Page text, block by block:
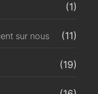
(1)
sur nous (11)
(19)